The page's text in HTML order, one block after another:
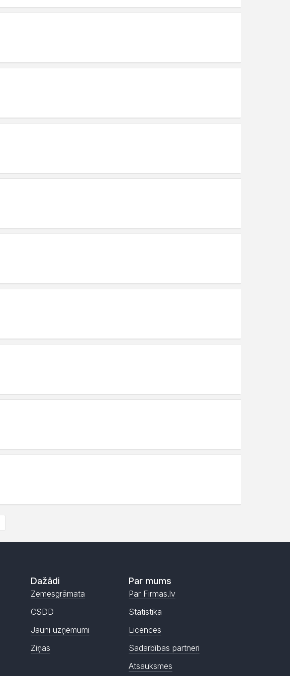
Dažādi
Zemesgrāmata
CSDD
Jauni uzņēmumi
Ziņas
Par mums
Par Firmas.lv
Statistika
Licences
Sadarbības partneri
Atsauksmes